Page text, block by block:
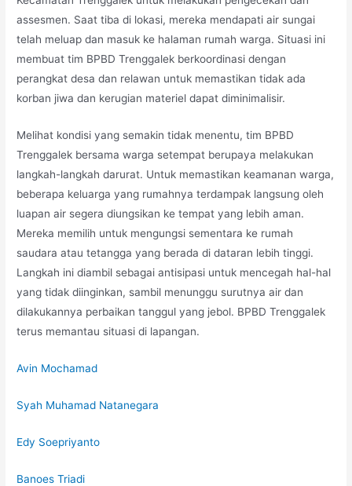
assesmen. Saat tiba di lokasi, mereka mendapati air sungai
telah meluap dan masuk ke halaman rumah warga. Situasi ini
membuat tim BPBD Trenggalek berkoordinasi dengan
perangkat desa dan relawan untuk memastikan tidak ada
korban jiwa dan kerugian materiel dapat diminimalisir.
Melihat kondisi yang semakin tidak menentu, tim BPBD
Trenggalek bersama warga setempat berupaya melakukan
langkah-langkah darurat. Untuk memastikan keamanan warga,
beberapa keluarga yang rumahnya terdampak langsung oleh
luapan air segera diungsikan ke tempat yang lebih aman.
Mereka memilih untuk mengungsi sementara ke rumah
saudara atau tetangga yang berada di dataran lebih tinggi.
Langkah ini diambil sebagai antisipasi untuk mencegah hal-hal
yang tidak diinginkan, sambil menunggu surutnya air dan
dilakukannya perbaikan tanggul yang jebol. BPBD Trenggalek
terus memantau situasi di lapangan.
Avin Mochamad
Syah Muhamad Natanegara
Edy Soepriyanto
Banoes Triadi